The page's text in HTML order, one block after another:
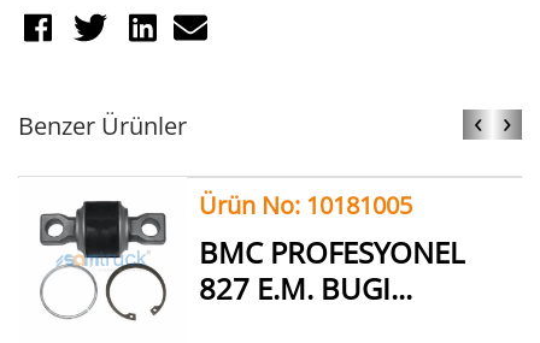
Benzer Ürünler ‹ ›
Ürün No: 10181005
BMC PROFESYONEL
827 E.M. BUGI...